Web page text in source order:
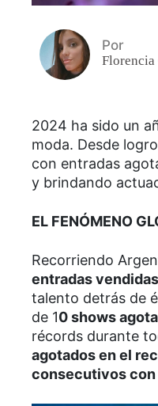
Por
Florencia
2024 ha sido un
moda. Desde
con entradas
y brindando
EL FENÓMENO
Recorriendo
entradas
talento detrás de
de 10 shows
récords durante
agotados en el
consecutivos con